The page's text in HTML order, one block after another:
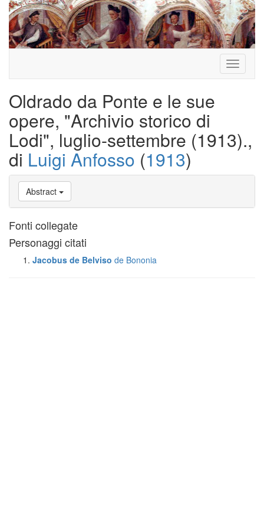
Toggle
Oldrado da Ponte e le sue
opere, "Archivio storico di
Lodi", luglio-settembre (1913).,
di Luigi Anfosso (1913)
Abstract
Fonti collegate
Personaggi citati
Jacobus de Belviso de Bononia